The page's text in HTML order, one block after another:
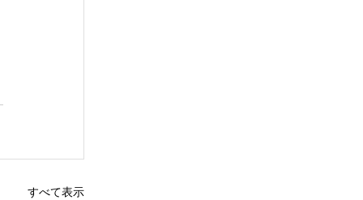
すべて表示